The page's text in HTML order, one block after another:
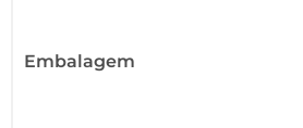
Embalagem